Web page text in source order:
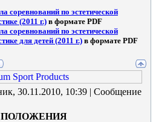
соревнований по эстетической
(2011 г.) в формате PDF
соревнований по эстетической
для детей (2011 г.)в формате PDF
30.11.2010, 10:39 | Сообщение
ПОЛОЖЕНИЯ